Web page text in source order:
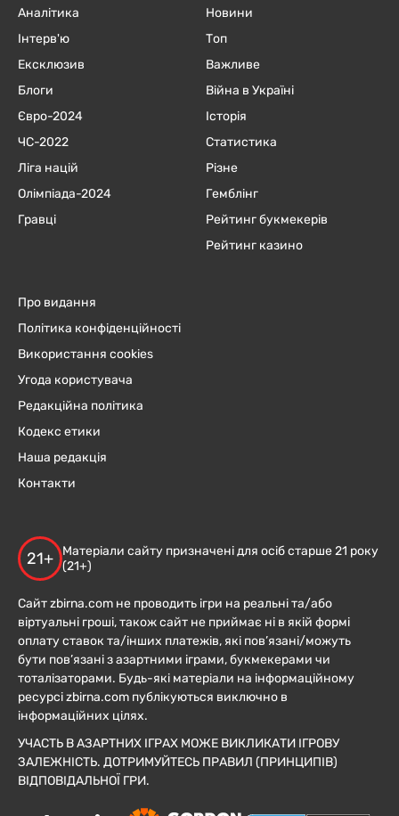
Аналітика
Інтерв'ю
Ексклюзив
Блоги
Євро-2024
ЧC-2022
Ліга націй
Олімпіада-2024
Гравці
Новини
Топ
Важливе
Війна в Україні
Історія
Статистика
Різне
Гемблінг
Рейтинг букмекерів
Рейтинг казино
Про видання
Політика конфіденційності
Використання cookies
Угода користувача
Редакційна політика
Кодекс етики
Наша редакція
Контакти
21+
Матеріали сайту призначені для осіб старше 21 року
(21+)
Сайт zbirna.com не проводить ігри на реальні та/або
віртуальні гроші, також сайт не приймає ні в якій формі
оплату ставок та/інших платежів, які пов’язані/можуть
бути пов’язані з азартними іграми, букмекерами чи
тоталізаторами. Будь-які матеріали на інформаційному
ресурсі zbirna.com публікуються виключно в
інформаційних цілях.
УЧАСТЬ В АЗАРТНИХ ІГРАХ МОЖЕ ВИКЛИКАТИ ІГРОВУ
ЗАЛЕЖНІСТЬ. ДОТРИМУЙТЕСЬ ПРАВИЛ (ПРИНЦИПІВ)
ВІДПОВІДАЛЬНОЇ ГРИ.